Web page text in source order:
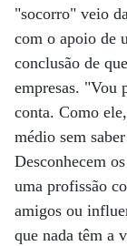
"socorro" veio
com o apoio de
conclusão de
empresas. "Vou
conta. Como
médio sem
Desconhecem
uma profissão
amigos ou
que nada têm a